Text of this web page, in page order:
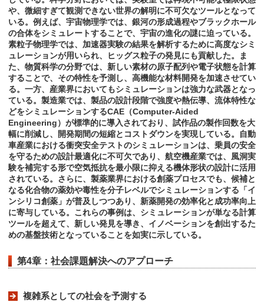
や、微細すぎて観測できない世界の解明に不可欠なツールとなって
いる。例えば、宇宙物理学では、銀河の形成過程やブラックホール
の合体をシミュレートすることで、宇宙の進化の謎に迫っている。
素粒子物理学では、加速器実験の結果を解析するために高度なシミ
ュレーションが用いられ、ヒッグス粒子の発見にも貢献した。ま
た、物質科学の分野では、新しい素材の原子配列や電子状態を計算
することで、その特性を予測し、高機能な材料開発を加速させてい
る。一方、産業界においてもシミュレーションは強力な武器となっ
ている。製造業では、製品の設計段階で強度や熱伝導、流体特性な
どをシミュレーションするCAE（Computer-Aided
Engineering）が標準的に導入されており、試作品の製作回数を大
幅に削減し、開発期間の短縮とコストダウンを実現している。自動
車産業における衝突安全テストのシミュレーションは、乗員の安全
を守るための設計最適化に不可欠であり、航空機産業では、風洞実
験を補完する形で空気抵抗を最小限に抑える機体形状の設計に活用
されている。さらに、製薬業界における創薬プロセスでも、候補と
なる化合物の薬効や毒性を分子レベルでシミュレーションする「イ
ンシリコ創薬」が普及しつつあり、新薬開発の効率化と成功率向上
に寄与している。これらの事例は、シミュレーションが単なる計算
ツールを超えて、新しい発見を導き、イノベーションを創出するた
めの基盤技術となっていることを如実に示している。
第4章：社会課題解決へのアプローチ
複雑系としての社会を予測する